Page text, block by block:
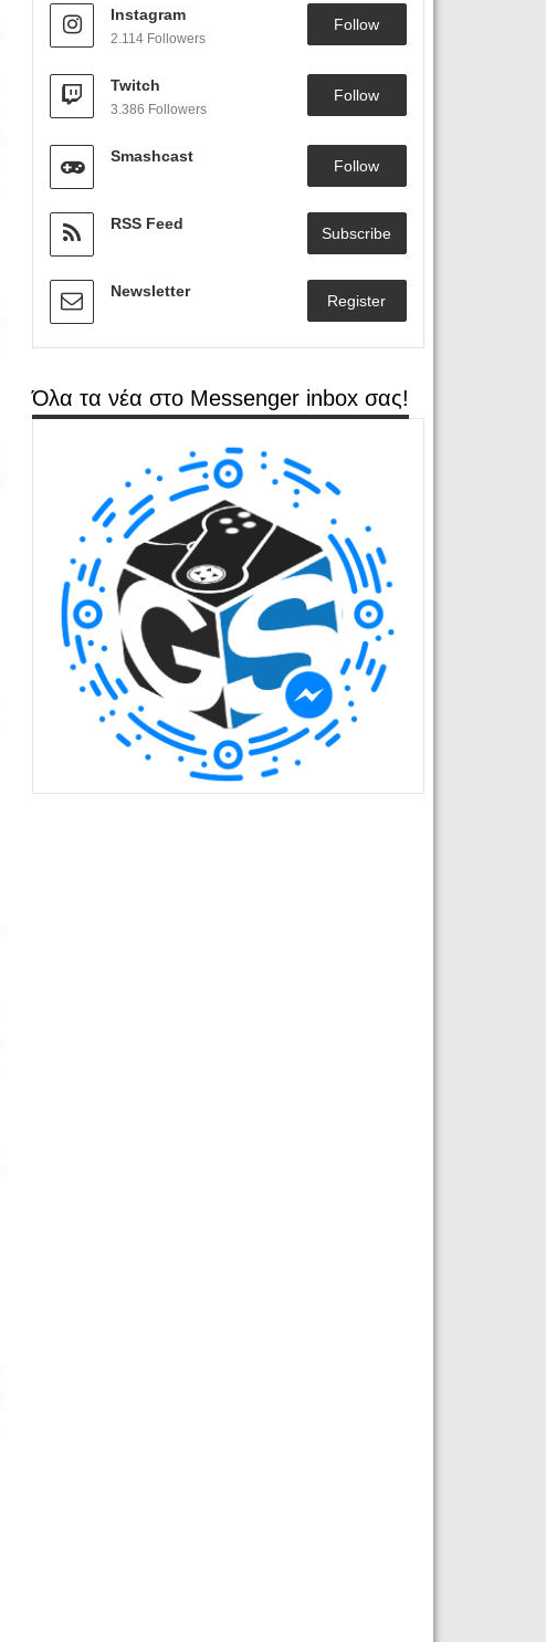
Instagram
2.114 Followers
Follow
Twitch
3.386 Followers
Follow
Smashcast
Follow
RSS Feed
Subscribe
Newsletter
Register
Όλα τα νέα στο Messenger inbox σας!